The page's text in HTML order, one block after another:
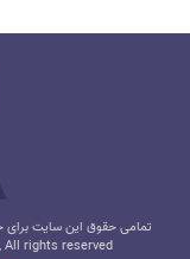
تمامی حقوق این سایت برای
All rights reserved